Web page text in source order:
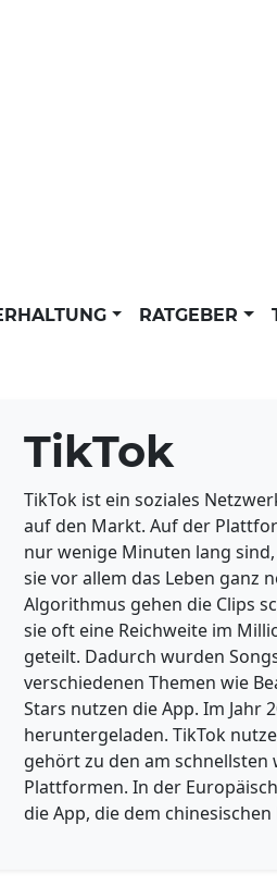
RATGEBER
TikTok
TikTok ist ein soziales
auf den Markt. Auf der
nur wenige Minuten lang
sie vor allem das Leben ganz
Algorithmus gehen die Clips
sie oft eine Reichweite im
geteilt. Dadurch wurden
verschiedenen Themen wie
Stars nutzen die App. Im Jahr
heruntergeladen. TikTok
gehört zu den am schnellsten
Plattformen. In der
die App, die dem